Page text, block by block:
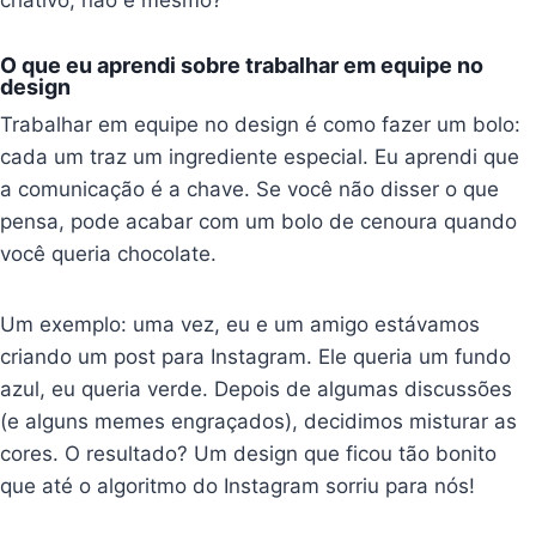
O que eu aprendi sobre trabalhar em equipe no
design
Trabalhar em equipe no design é como fazer um bolo:
cada um traz um ingrediente especial. Eu aprendi que
a comunicação é a chave. Se você não disser o que
pensa, pode acabar com um bolo de cenoura quando
você queria chocolate.
Um exemplo: uma vez, eu e um amigo estávamos
criando um post para Instagram. Ele queria um fundo
azul, eu queria verde. Depois de algumas discussões
(e alguns memes engraçados), decidimos misturar as
cores. O resultado? Um design que ficou tão bonito
que até o algoritmo do Instagram sorriu para nós!